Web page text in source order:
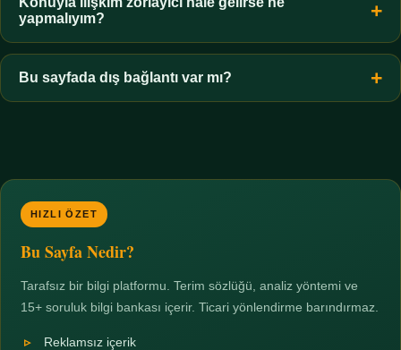
zorunluluktur.
yapmalıyım?
Zaman sınırı koyun, harcadığınız süreyi ölçün ve gerekirse
profesyonel destek alın. Türkiye'de ücretsiz danışma hatları
mevcuttur; yardım istemek güçlü bir adımdır.
Bu sayfada dış bağlantı var mı?
HIZLI ÖZET
Bu Sayfa Nedir?
Tarafsız bir bilgi platformu. Terim sözlüğü, analiz yöntemi ve
15+ soruluk bilgi bankası içerir. Ticari yönlendirme barındırmaz.
Reklamsız içerik